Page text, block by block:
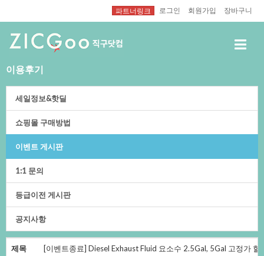
파트너링크 로그인 회원가입 장바구니
이용후기
세일정보&핫딜
쇼핑몰구매방법
이벤트게시판
1:1문의
등급이전게시판
공지사항
제목 [이벤트종료]DieselExhaustFluid요소수2.5Gal,5Gal고정가